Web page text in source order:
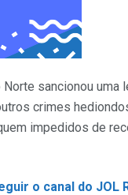
Norte sancionou
crimes
impedidos de
o canal do JOL